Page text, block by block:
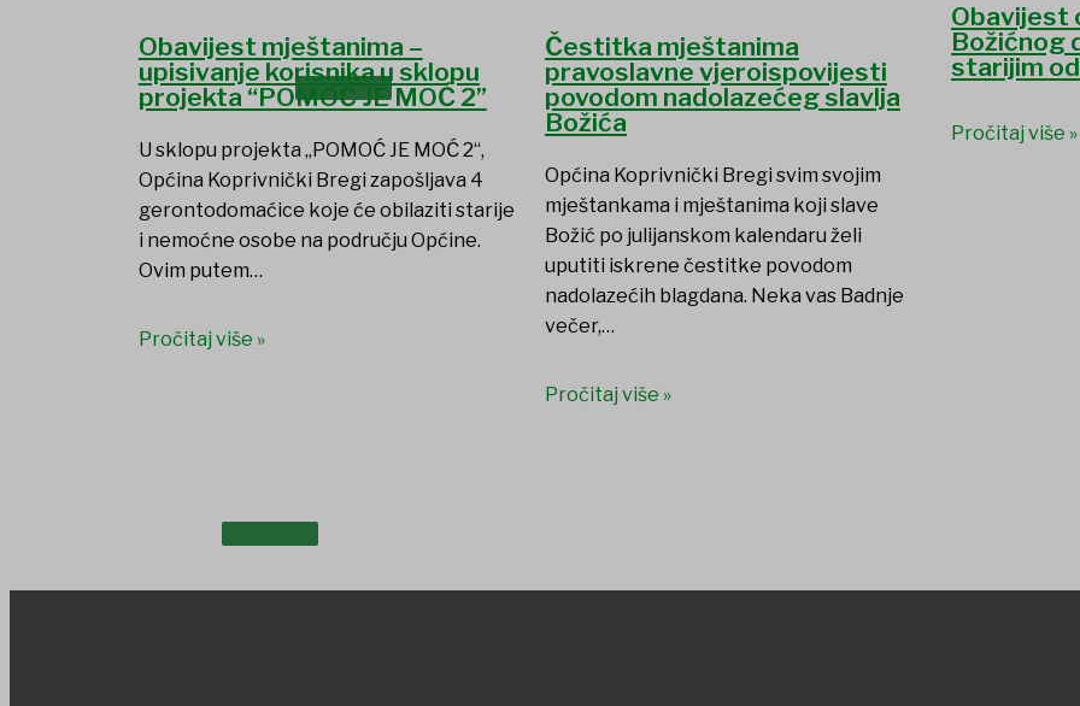
UDRUGE I DRUŠTVA
Obavijest mještanima –
upisivanje korisnika u sklopu
projekta “POMOĆ JE MOĆ 2”
U sklopu projekta „POMOĆ JE MOĆ 2“,
Općina Koprivnički Bregi zapošljava 4
gerontodomaćice koje će obilaziti starije
i nemoćne osobe na području Općine.
Ovim putem…
Pročitaj više »
Čestitka mještanima
pravoslavne vjeroispovijesti
povodom nadolazećeg slavlja
Božića
Općina Koprivnički Bregi svim svojim
mještankama i mještanima koji slave
Božić po julijanskom kalendaru želi
uputiti iskrene čestitke povodom
nadolazećih blagdana. Neka vas Badnje
večer,…
Pročitaj više »
Obavijest
Božićnog
starijim
Pročitaj više »